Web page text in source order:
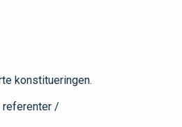
konstitueringen.
referenter /